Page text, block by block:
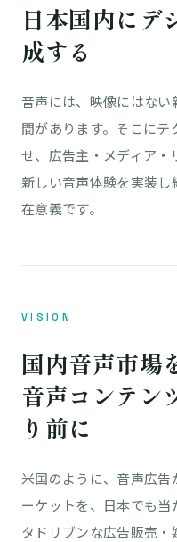
日本国内にデ
成する
音声には、映像にはない
間があります。そこに
せ、広告主・メディア・
新しい音声体験を実装
在意義です。
VISION
国内音声市場
音声コンテン
り前に
米国のように、音声広
ーケットを、日本でも
タドリブンな広告販売